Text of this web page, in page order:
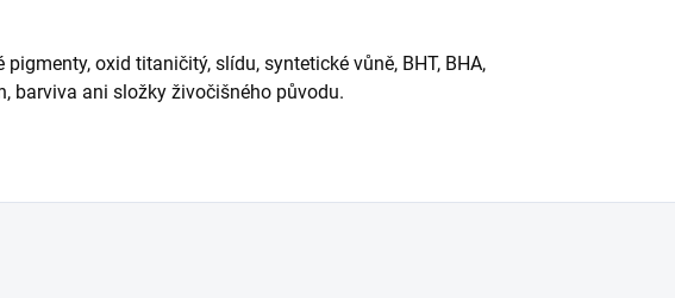
oxid titaničitý, slídu, syntetické vůně, BHT, BHA,
barviva ani složky živočišného původu.